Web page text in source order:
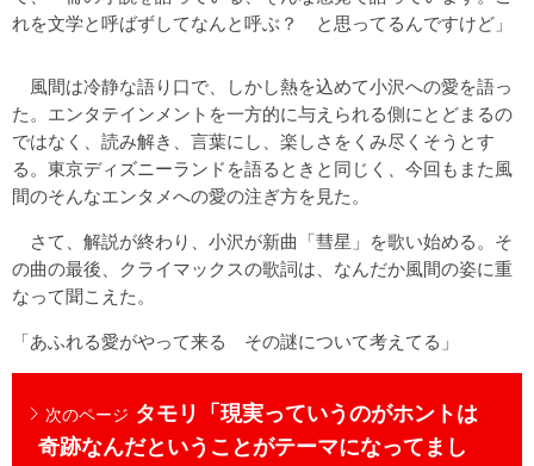
れを文学と呼ばずしてなんと呼ぶ？ と思ってるんですけど」
風間は冷静な語り口で、しかし熱を込めて小沢への愛を語っ
た。エンタテインメントを一方的に与えられる側にとどまるの
ではなく、読み解き、言葉にし、楽しさをくみ尽くそうとす
る。東京ディズニーランドを語るときと同じく、今回もまた風
間のそんなエンタメへの愛の注ぎ方を見た。
さて、解説が終わり、小沢が新曲「彗星」を歌い始める。そ
の曲の最後、クライマックスの歌詞は、なんだか風間の姿に重
なって聞こえた。
「あふれる愛がやって来る その謎について考えてる」
次のページ タモリ「現実っていうのがホントは
奇跡なんだということがテーマになってまし